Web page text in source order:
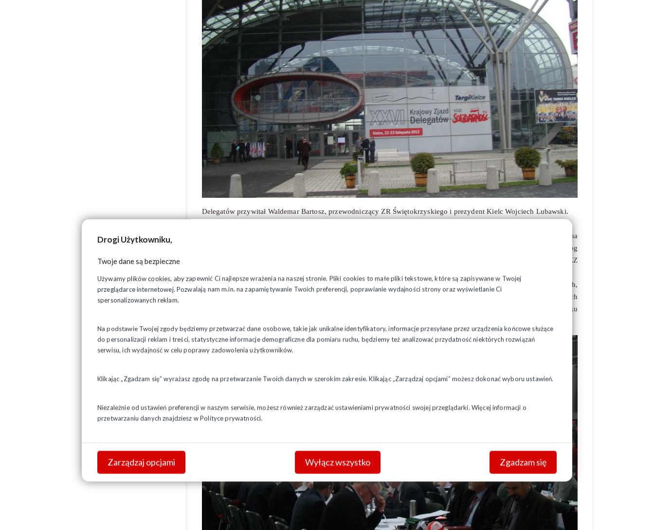
Drogi Użytkowniku,
Twoje dane są bezpieczne
Używamy plików cookies, aby zapewnić Ci najlepsze wrażenia na naszej stronie. Pliki cookies to małe pliki tekstowe, które są zapisywane w Twojej
przeglądarce internetowej. Pozwalają nam m.in. na zapamiętywanie Twoich preferencji, poprawianie wydajności strony oraz wyświetlanie Ci
spersonalizowanych reklam.
Na podstawie Twojej zgody będziemy przetwarzać dane osobowe, takie jak unikalne identyfikatory, informacje przesyłane przez urządzenia końcowe służące
do personalizacji reklam i treści, statystyczne informacje demograficzne dla pomiaru ruchu, będziemy też analizować przydatność niektórych rozwiązań
serwisu, ich wydajność w celu poprawy zadowolenia użytkowników.
Klikając „Zgadzam się” wyrażasz zgodę na przetwarzanie Twoich danych w szerokim zakresie. Klikając „Zarządzaj opcjami” możesz dokonać wyboru ustawień.
Niezależnie od ustawień preferencji w naszym serwisie, możesz również zarządzać ustawieniami prywatności swojej przeglądarki. Więcej informacji o
przetwarzaniu danych znajdziesz wPolityce prywatności.
Zarządzaj opcjami Wyłącz wszystko Zgadzam się
Delegatów przywitał Waldemar Bartosz, przewodniczący ZR Świętokrzyskiego i prezydent Kielc Wojciech Lubawski.
Tematyką przewodnią Zjazdu były problemy pracownicze, dyskryminacja oraz pogarszająca się kondycja ekonomiczna
społeczeństwa. Stop 67, umowy śmieciowe, płaca minimalna, walka z przerzucaniem kryzysu na pracownika czy dialog
społeczny to tematy, na których w kolejnych miesiącach będą koncertowały się działania NSZZ
W czasie Zjazdu głos zabrała Główna Inspektor Pracy - pani Iwona Hickiewicz, która opowiedziała o działaniach,
które podejmuje Państwowa Inspekcja Pracy, jednocześnie wyrażając opinię, że jeśli potrzebne są zmiany w przepisach
pracy, to w tych miejscach, gdzie powodują one niejednoznaczną interpretację, przez co powstają patologie na rynku